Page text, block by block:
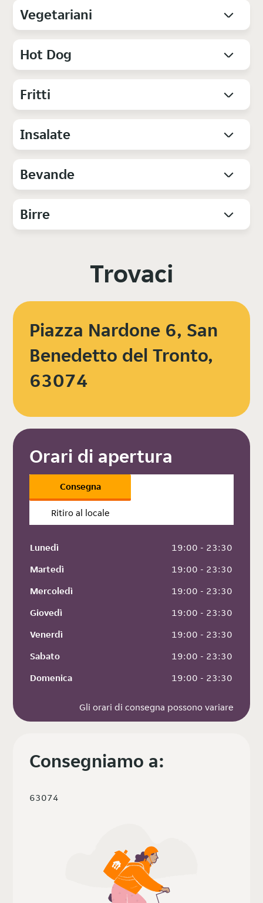
Vegetariani
Hot Dog
Fritti
Insalate
Bevande
Birre
Trovaci
Piazza Nardone 6, San
Benedetto del Tronto,
63074
Orari di apertura
Consegna
Ritiro al locale
Lunedì
19:00 - 23:30
Martedì
19:00 - 23:30
Mercoledì
19:00 - 23:30
Giovedì
19:00 - 23:30
Venerdì
19:00 - 23:30
Sabato
19:00 - 23:30
Domenica
19:00 - 23:30
Gli orari di consegna possono variare
Consegniamo a:
63074